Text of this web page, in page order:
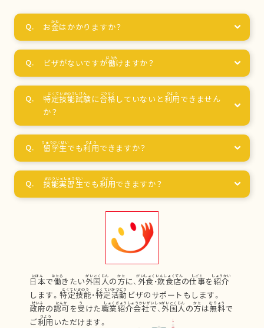
お金はかかりますか？
ビザがないですが働けますか？
特定技能試験に合格 していないと利用 できません
か？
留学生でも利用 できますか？
技能実習生でも利用できますか？
日本で働きたい外国人の方に、 外食 ・飲食店の仕事を紹介
します。特定技能・特定活動 ビザのサポートもします。
政府の認可を受けた職業紹介会社で、 外国人の方は無料で
ご利用 いただけます。